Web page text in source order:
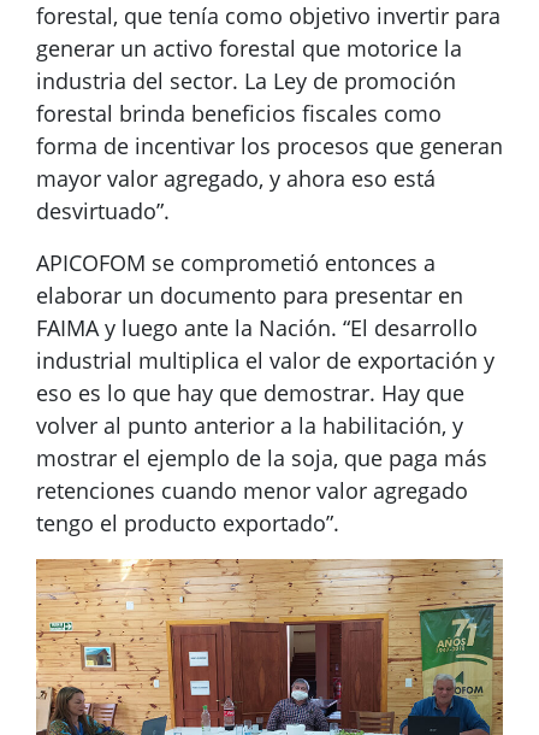
forestal, que tenía como objetivo invertir para
generar un activo forestal que motorice la
industria del sector. La Ley de promoción
forestal brinda beneficios fiscales como
forma de incentivar los procesos que generan
mayor valor agregado, y ahora eso está
desvirtuado”.
APICOFOM se comprometió entonces a
elaborar un documento para presentar en
FAIMA y luego ante la Nación. “El desarrollo
industrial multiplica el valor de exportación y
eso es lo que hay que demostrar. Hay que
volver al punto anterior a la habilitación, y
mostrar el ejemplo de la soja, que paga más
retenciones cuando menor valor agregado
tengo el producto exportado”.